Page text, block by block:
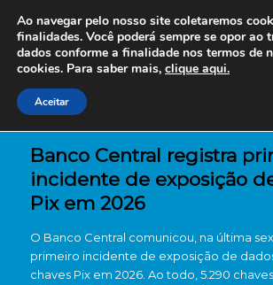
Banco Central registra
incidente de exposição
Pix em 2026
O Banco Central comunicou, na última
primeiro incidente de exposição de
chaves Pix em 2026. Ao todo, 5.290
Ao navegar pelo nosso site coletaremos
finalidades. Você poderá sempre se opor ao
dados conforme a finalidade nos termos de
cookies. Para saber mais, clique aqui.
Aceitar